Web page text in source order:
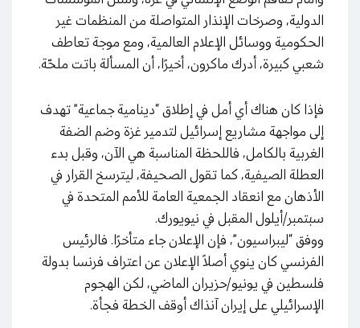
الدولية، وصرخات الإنذار المتواصلة من المنظمات غير
الحكومية ووسائل الإعلام العالمية، ومع موجة تعاطف
شعبي كبيرة، أدرك ماكرون، أخيرًا، أن المسألة باتت ملحّة.
فإذا كان هناك أي أمل في إطلاق “دينامية جماعية” تهدف
إلى مواجهة مشاريع إسرائيل لتدمير غزة وضم الضفة
الغربية بالكامل، فاللحظة المناسبة هي الآن، وقبل بدء
العطلة الصيفية، كما تقول الصحيفة، ليترسخ القرار في
الأذهان مع انعقاد الجمعية العامة للأمم المتحدة في
سبتمبر/أيلول المقبل في نيويورك.
ووفق “ليبراسيون”، فإن الإعلان جاء متأخرًا. فالرئيس
الفرنسي كان ينوي أصلاً الإعلان عن اعتراف فرنسا بدولة
فلسطين في يونيو/حزيران الماضي، لكن الهجوم
الإسرائيلي على إيران آنذاك أوقف الخطة فجأة.